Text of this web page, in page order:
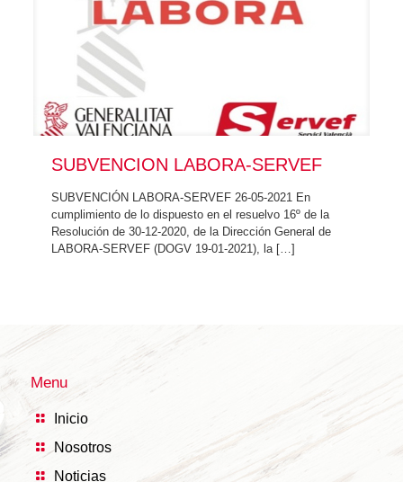
SUBVENCION LABORA-SERVEF
SUBVENCIÓN LABORA-SERVEF 26-05-2021 En
cumplimiento de lo dispuesto en el resuelvo 16º de la
Resolución de 30-12-2020, de la Dirección General de
LABORA-SERVEF (DOGV 19-01-2021), la[…]
Menu
Inicio
Nosotros
Noticias